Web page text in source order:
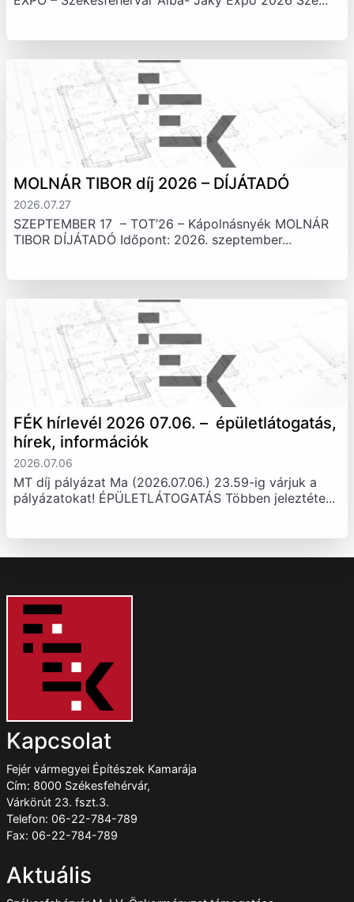
MOLNÁR TIBOR díj 2026 – DÍJÁTADÓ
2026.07.27
SZEPTEMBER 17 – TOT’26 – Kápolnásnyék MOLNÁR
TIBOR DÍJÁTADÓ Időpont: 2026. szeptember...
FÉK hírlevél 2026 07.06. – épületlátogatás,
hírek, információk
2026.07.06
MT díj pályázat Ma (2026.07.06.) 23.59-ig várjuk a
pályázatokat! ÉPÜLETLÁTOGATÁS Többen jeleztéte...
Kapcsolat
Fejér vármegyei Építészek Kamarája
Cím: 8000 Székesfehérvár,
Várkörút 23. fszt.3.
Telefon: 06-22-784-789
Fax: 06-22-784-789
Aktuális